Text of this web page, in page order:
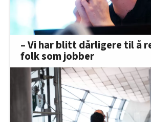
– Vi har blitt dårligere til å
folk som jobber